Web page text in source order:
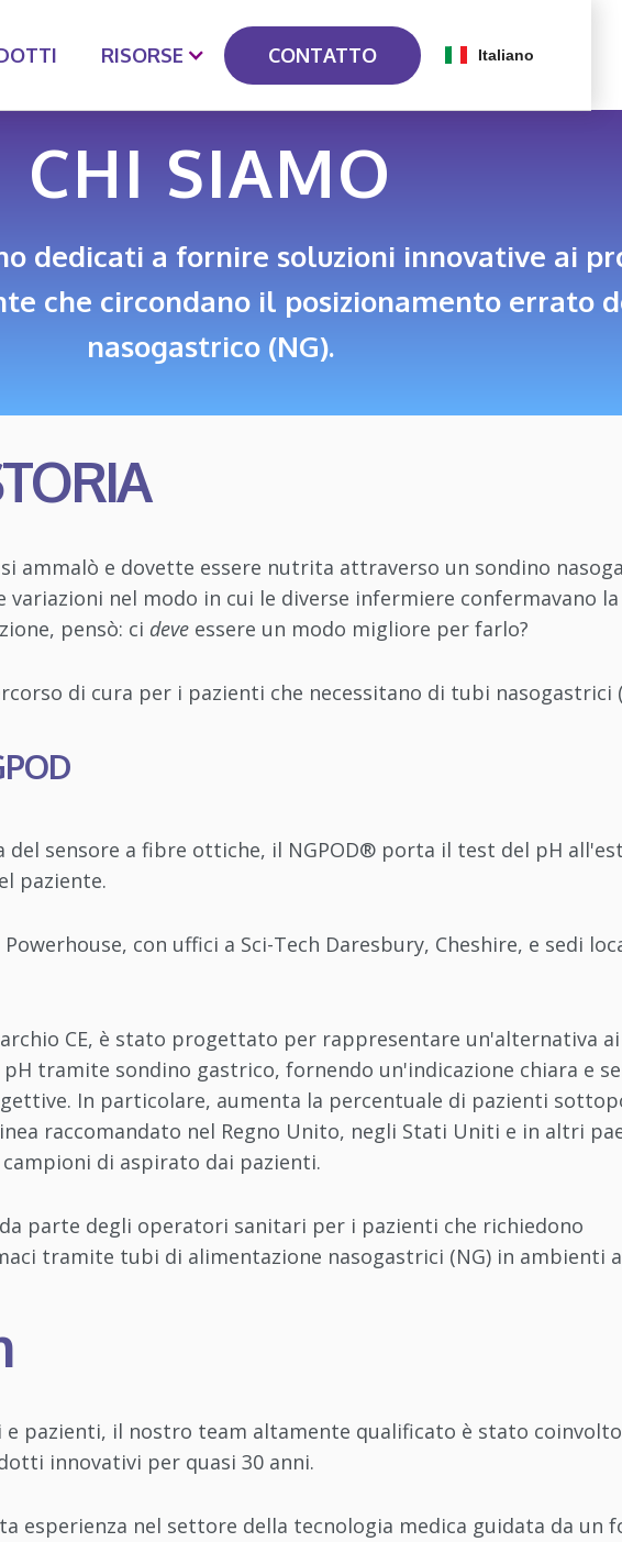
RISORSE CONTATTO Italiano
CHI SIAMO
dedicati a fornire soluzioni innovative ai
che circondano il posizionamento errato
nasogastrico (NG).
ammalò e dovette essere nutrita attraverso un sondino
variazioni nel modo in cui le diverse infermiere confermavano
pensò: ci deve essere un modo migliore per farlo?
di cura per i pazienti che necessitano di tubi nasogastrici
del sensore a fibre ottiche, il NGPOD® porta il test del pH
paziente.
con uffici a Sci-Tech Daresbury, Cheshire, e sedi
CE, è stato progettato per rappresentare un'alternativa ai
tramite sondino gastrico, fornendo un'indicazione chiara e
In particolare, aumenta la percentuale di pazienti
raccomandato nel Regno Unito, negli Stati Uniti e in altri
di aspirato dai pazienti.
parte degli operatori sanitari per i pazienti che richiedono
tramite tubi di alimentazione nasogastrici (NG) in ambienti
pazienti, il nostro team altamente qualificato è stato
innovativi per quasi 30 anni.
esperienza nel settore della tecnologia medica guidata da un